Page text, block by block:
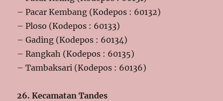
– Pacar Kembang (Kodepos : 60132)
– Ploso (Kodepos : 60133)
– Gading (Kodepos : 60134)
– Rangkah (Kodepos : 60135)
– Tambaksari (Kodepos : 60136)
26. Kecamatan Tandes